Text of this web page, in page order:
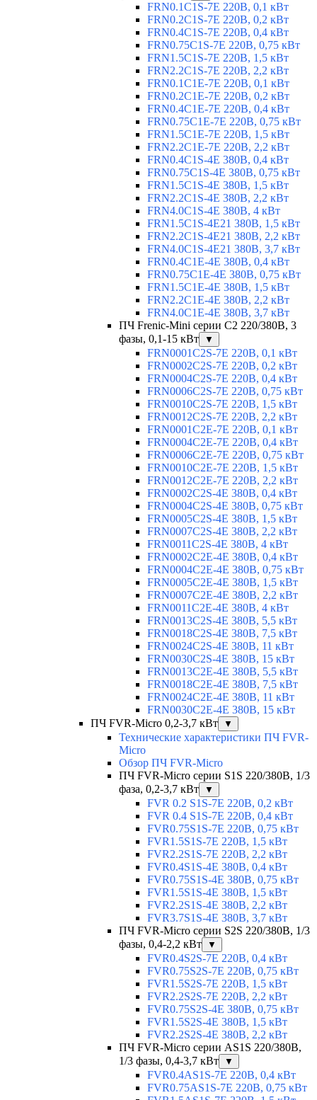
FRN0.1C1S-7E 220В, 0,1 кВт
FRN0.2C1S-7E 220В, 0,2 кВт
FRN0.4C1S-7E 220В, 0,4 кВт
FRN0.75C1S-7E 220В, 0,75 кВт
FRN1.5C1S-7E 220В, 1,5 кВт
FRN2.2C1S-7E 220В, 2,2 кВт
FRN0.1C1E-7E 220В, 0,1 кВт
FRN0.2C1E-7E 220В, 0,2 кВт
FRN0.4C1E-7E 220В, 0,4 кВт
FRN0.75C1E-7E 220В, 0,75 кВт
FRN1.5C1E-7E 220В, 1,5 кВт
FRN2.2C1E-7E 220В, 2,2 кВт
FRN0.4C1S-4E 380В, 0,4 кВт
FRN0.75C1S-4E 380В, 0,75 кВт
FRN1.5C1S-4E 380В, 1,5 кВт
FRN2.2C1S-4E 380В, 2,2 кВт
FRN4.0C1S-4E 380В, 4 кВт
FRN1.5C1S-4E21 380В, 1,5 кВт
FRN2.2C1S-4E21 380В, 2,2 кВт
FRN4.0C1S-4E21 380В, 3,7 кВт
FRN0.4C1E-4E 380В, 0,4 кВт
FRN0.75C1E-4E 380В, 0,75 кВт
FRN1.5C1E-4E 380В, 1,5 кВт
FRN2.2C1E-4E 380В, 2,2 кВт
FRN4.0C1E-4E 380В, 3,7 кВт
ПЧ Frenic-Mini серии С2 220/380В, 3
фазы, 0,1-15 кВт
▼
FRN0001C2S-7E 220В, 0,1 кВт
FRN0002C2S-7E 220В, 0,2 кВт
FRN0004C2S-7E 220В, 0,4 кВт
FRN0006C2S-7E 220В, 0,75 кВт
FRN0010C2S-7E 220В, 1,5 кВт
FRN0012C2S-7E 220В, 2,2 кВт
FRN0001C2E-7E 220В, 0,1 кВт
FRN0004C2E-7E 220В, 0,4 кВт
FRN0006C2E-7E 220В, 0,75 кВт
FRN0010C2E-7E 220В, 1,5 кВт
FRN0012C2E-7E 220В, 2,2 кВт
FRN0002C2S-4E 380В, 0,4 кВт
FRN0004C2S-4E 380В, 0,75 кВт
FRN0005C2S-4E 380В, 1,5 кВт
FRN0007C2S-4E 380В, 2,2 кВт
FRN0011C2S-4E 380В, 4 кВт
FRN0002C2E-4E 380В, 0,4 кВт
FRN0004C2E-4E 380В, 0,75 кВт
FRN0005C2E-4E 380В, 1,5 кВт
FRN0007C2E-4E 380В, 2,2 кВт
FRN0011C2E-4E 380В, 4 кВт
FRN0013C2S-4E 380В, 5,5 кВт
FRN0018C2S-4E 380В, 7,5 кВт
FRN0024C2S-4E 380В, 11 кВт
FRN0030C2S-4E 380В, 15 кВт
FRN0013C2E-4E 380В, 5,5 кВт
FRN0018C2E-4E 380В, 7,5 кВт
FRN0024C2E-4E 380В, 11 кВт
FRN0030C2E-4E 380В, 15 кВт
ПЧ FVR-Micro 0,2-3,7 кВт
▼
Технические характеристики ПЧ FVR-
Micro
Обзор ПЧ FVR-Micro
ПЧ FVR-Micro серии S1S 220/380В, 1/3
фаза, 0,2-3,7 кВт
▼
FVR 0.2 S1S-7E 220В, 0,2 кВт
FVR 0.4 S1S-7E 220В, 0,4 кВт
FVR0.75S1S-7E 220В, 0,75 кВт
FVR1.5S1S-7E 220В, 1,5 кВт
FVR2.2S1S-7E 220В, 2,2 кВт
FVR0.4S1S-4E 380В, 0,4 кВт
FVR0.75S1S-4E 380В, 0,75 кВт
FVR1.5S1S-4E 380В, 1,5 кВт
FVR2.2S1S-4E 380В, 2,2 кВт
FVR3.7S1S-4E 380В, 3,7 кВт
ПЧ FVR-Micro серии S2S 220/380В, 1/3
фазы, 0,4-2,2 кВт
▼
FVR0.4S2S-7E 220В, 0,4 кВт
FVR0.75S2S-7E 220В, 0,75 кВт
FVR1.5S2S-7E 220В, 1,5 кВт
FVR2.2S2S-7E 220В, 2,2 кВт
FVR0.75S2S-4E 380В, 0,75 кВт
FVR1.5S2S-4E 380В, 1,5 кВт
FVR2.2S2S-4E 380В, 2,2 кВт
ПЧ FVR-Micro серии AS1S 220/380В,
1/3 фазы, 0,4-3,7 кВт
▼
FVR0.4AS1S-7E 220В, 0,4 кВт
FVR0.75AS1S-7E 220В, 0,75 кВт